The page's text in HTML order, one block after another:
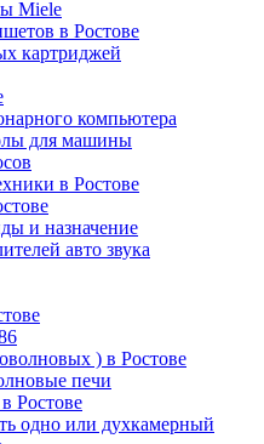
Miele
в Ростове
картриджей
компьютера
для машины
в Ростове
и назначение
авто звука
) в Ростове
печи
Ростове
одно или духкамерный